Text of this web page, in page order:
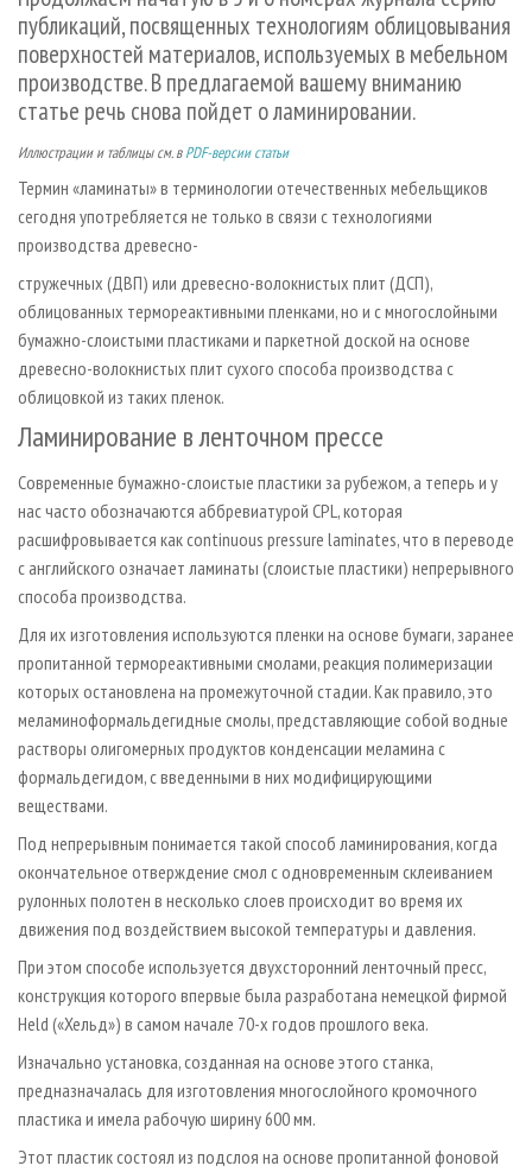
СУШКА ДРЕВЕСИНЫ
ПРОИЗВОДСТВО ДРЕВЕСНЫХ ПЛИТ
ДЕРЕВЯННОЕ ДОМОСТРОЕНИЕ
ПРОИЗВОДСТВО МЕБЕЛИ
ЦБП
ИНСТРУМЕНТ И МАТЕРИАЛЫ
ПЕРСОНЫ
МОБИЛЬНЫЕ ВЫСТАВКИ
ОФИЦИАЛЬНЫЕ ДЕЛЕГАЦИИ
ГАЗЕТА ЛЕСПРОМФОРУМ
БИБЛИОТЕКА СПЕЦИАЛИСТА
КОНТАКТЫ
РЕКЛАМА
РЕКЛАМА НА САЙТЕ
публикаций, посвященных технологиям облицовывания
поверхностей материалов, используемых в мебельном
производстве. В предлагаемой вашему вниманию
статье речь снова пойдет о ламинировании.
Иллюстрации и таблицы см. вPDF-версии статьи
Термин «ламинаты» в терминологии отечественных мебельщиков
сегодня употребляется не только в связи с технологиями
производства древесно-
стружечных (ДВП) или древесно-волокнистых плит (ДСП),
облицованных термореактивными пленками, но и с многослойными
бумажно-слоистыми пластиками и паркетной доской на основе
древесно-волокнистых плит сухого способа производства с
облицовкой из таких пленок.
Ламинирование в ленточном прессе
Современные бумажно-слоистые пластики за рубежом, а теперь и у
нас часто обозначаются аббревиатурой CPL, которая
расшифровывается как continuous pressure laminates, что в переводе
с английского означает ламинаты (слоистые пластики) непрерывного
способа производства.
Для их изготовления используются пленки на основе бумаги, заранее
пропитанной термореактивными смолами, реакция полимеризации
которых остановлена на промежуточной стадии. Как правило, это
меламиноформальдегидные смолы, представляющие собой водные
растворы олигомерных продуктов конденсации меламина с
формальдегидом, с введенными в них модифицирующими
веществами.
Под непрерывным понимается такой способ ламинирования, когда
окончательное отверждение смол с одновременным склеиванием
рулонных полотен в несколько слоев происходит во время их
движения под воздействием высокой температуры и давления.
При этом способе используется двухсторонний ленточный пресс,
конструкция которого впервые была разработана немецкой фирмой
Held («Хельд») в самом начале 70-х годов прошлого века.
Изначально установка, созданная на основе этого станка,
предназначалась для изготовления многослойного кромочного
пластика и имела рабочую ширину 600 мм.
Этот пластик состоял из подслоя на основе пропитанной фоновой